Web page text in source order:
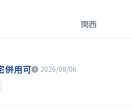
関西
併用可
2026/08/06